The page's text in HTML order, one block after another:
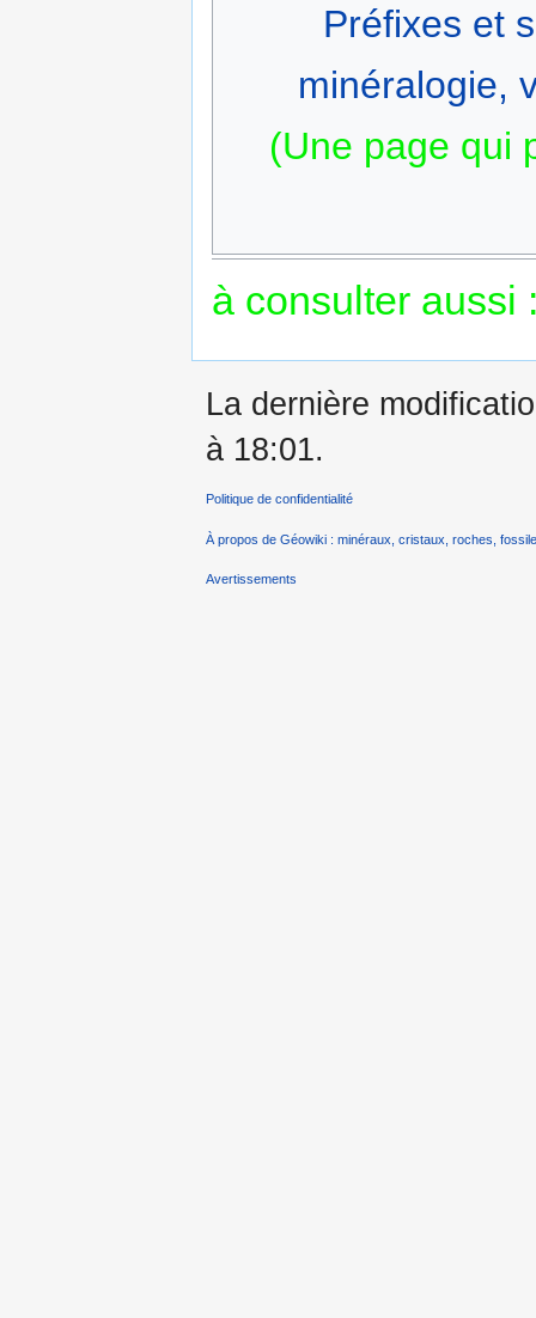
Préfixes et
minéralogie,
(Une page qui
à consulter aussi
La dernière
à 18:01.
Politique de confidentialité
À propos de Géowiki : minéraux, cristaux, roches,
Avertissements